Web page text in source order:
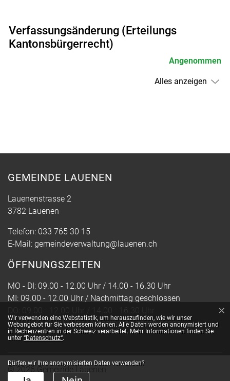
Verfassungsänderung (Erteilungs
Kantonsbürgerrecht)
Angenommen
Alles anzeigen
GEMEINDE LAUENEN
Lauenenstrasse 2
3782 Lauenen
Telefon: 033 765 30 15
E-Mail: gemeindeverwaltung@lauenen.ch
ÖFFNUNGSZEITEN
MO - DI: 09.00 - 12.00 Uhr / 14.00 - 16.30 Uhr
MI: 09.00 - 12.00 Uhr / Nachmittag geschlossen
FR: 09.00 - 12.00 Uhr / Nachmittag geschlossen
© 2026 Gemeinde Lauenen
Webstatistik
Wir verwenden eine Webstatistik, um herauszufinden, wie wir unser
Webangebot für Sie verbessern können. Alle Daten werden anonymisiert und
in Rechenzentren in der Schweiz verarbeitet. Mehr Informationen finden Sie
unter “Datenschutz“.
Dürfen wir Ihre anonymisierten Daten verwenden?
×